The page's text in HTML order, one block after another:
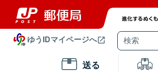
ゆうIDマイページへ
送る